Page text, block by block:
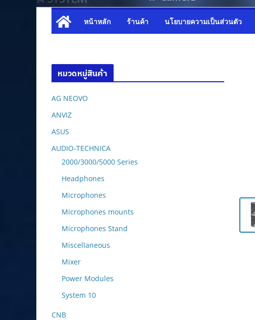
หน้าหลัก ร้านค้า นโยบายความเป็นส่วนตัว
หมวดหมู่สินค้า
AG NEOVO
ANVIZ
ASUS
AUDIO-TECHNICA
2000/3000/5000 Series
Headphones
Microphones
Microphones mounts
Microphones Stand
Miscellaneous
Mixer
Power Modules
System 10
CNB